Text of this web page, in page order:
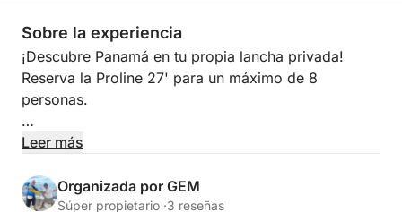
Sobre la experiencia
¡Descubre Panamá en tu propia lancha privada!
Reserva la Proline 27' para un máximo de 8
personas.
Tarifas: * $500 (2 horas) - Crucero por la Bahía de
Panamá, donde podrás disfrutar del horizonte de la
ciudad y apreciar los megabuques
Leer más
Organizada por GEM
Súper propietario ·3 reseñas